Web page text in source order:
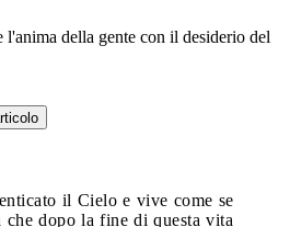
della gente con il desiderio del
il Cielo e vive come se
che dopo la fine di questa vita